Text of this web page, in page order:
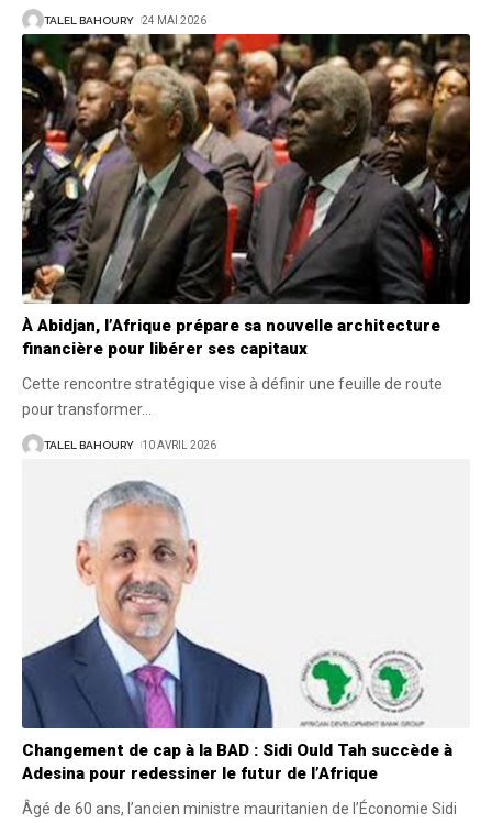
TALEL BAHOURY 24 MAI 2026
À Abidjan, l’Afrique prépare sa nouvelle architecture
financière pour libérer ses capitaux
Cette rencontre stratégique vise à définir une feuille de route
pour transformer…
TALEL BAHOURY 10 AVRIL 2026
Changement de cap à la BAD : Sidi Ould Tah succède à
Adesina pour redessiner le futur de l’Afrique
Âgé de 60 ans, l’ancien ministre mauritanien de l’Économie Sidi